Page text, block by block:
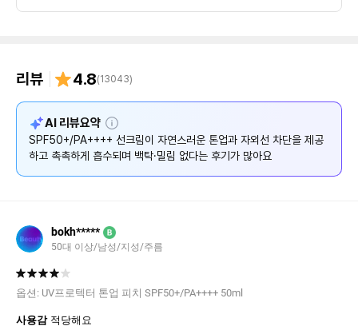
리뷰 4.8(13043)
AI 리뷰요약 설
명
SPF50+/PA++++ 선크림이 자연스러운 톤업과 자외선 차단을 제공
하고 촉촉하게 흡수되며 백탁·밀림 없다는 후기가 많아요
bokh***** B
50대 이상/남성/지성/주름
옵션: UV프로텍터 톤업 피치 SPF50+/PA++++ 50ml
사용감 적당해요